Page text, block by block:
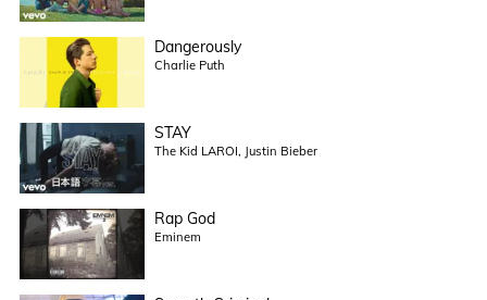
Dangerously
Charlie Puth
STAY
The Kid LAROI, Justin Bieber
Rap God
Eminem